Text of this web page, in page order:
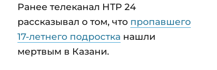
Ранее телеканал НТР 24
рассказывал о том, что пропавшего
17-летнего подростка нашли
мертвым в Казани.